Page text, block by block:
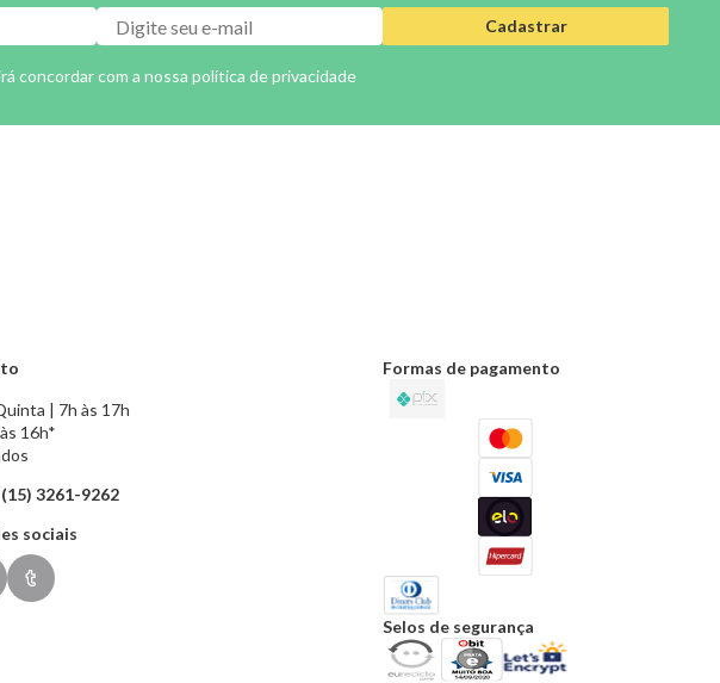
Cadastrar
concordar com a nossapolítica de privacidade
| 7h às 17h
16h*
(15) 3261-9262
sociais
Formas de pagamento
Selos de segurança